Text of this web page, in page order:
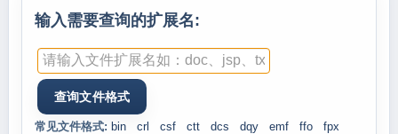
输入需要查询的扩展名:
常见文件格式: bin crl csf ctt dcs dqy emf ffo
fpx